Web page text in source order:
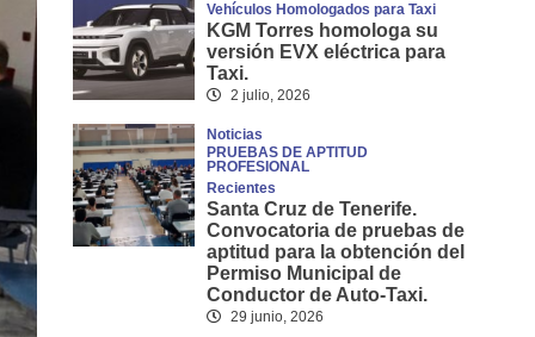
Vehículos Homologados para Taxi
KGM Torres homologa su
versión EVX eléctrica para
Taxi.
2 julio, 2026
Noticias
PRUEBAS DE APTITUD
PROFESIONAL
Recientes
Santa Cruz de Tenerife.
Convocatoria de pruebas de
aptitud para la obtención del
Permiso Municipal de
Conductor de Auto-Taxi.
29 junio, 2026